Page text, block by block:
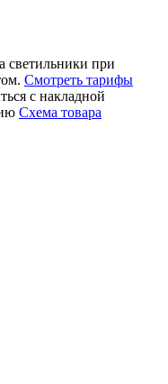
светильники при
Смотреть тарифы
с накладной
Cхема товара